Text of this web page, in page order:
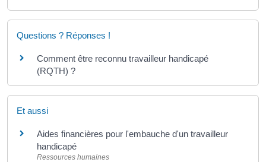
Questions ? Réponses !
Comment être reconnu travailleur handicapé
(RQTH) ?
Et aussi
Aides financières pour l'embauche d'un travailleur
handicapé
Ressources humaines